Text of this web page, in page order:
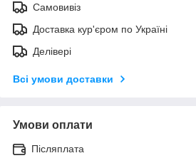
Самовивіз
Доставка кур'єром по Україні
Делівері
Всі умови доставки
Умови оплати
Післяплата